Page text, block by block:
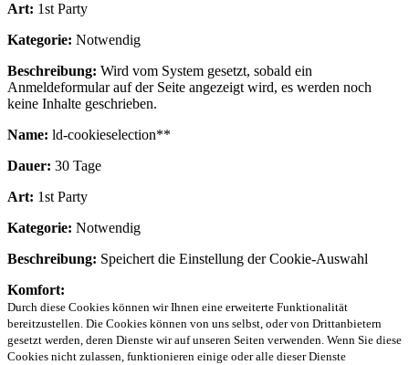
Art: 1st Party
Kategorie: Notwendig
Beschreibung: Wird vom System gesetzt, sobald ein
Anmeldeformular auf der Seite angezeigt wird, es werden noch
keine Inhalte geschrieben.
Name: ld-cookieselection**
Dauer: 30 Tage
Art: 1st Party
Kategorie: Notwendig
Beschreibung: Speichert die Einstellung der Cookie-Auswahl
Komfort:
Durch diese Cookies können wir Ihnen eine erweiterte Funktionalität
bereitzustellen. Die Cookies können von uns selbst, oder von Drittanbietern
gesetzt werden, deren Dienste wir auf unseren Seiten verwenden. Wenn Sie diese
Cookies nicht zulassen, funktionieren einige oder alle dieser Dienste